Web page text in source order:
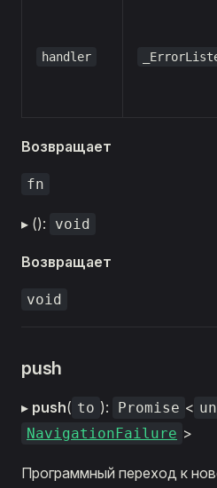
handler
Возвращает
fn
▸ (): void
Возвращает
void
push
▸ push( to ): Promise <
NavigationFailure >
Программный переход к